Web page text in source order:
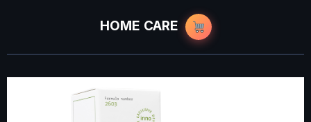
HOME CARE